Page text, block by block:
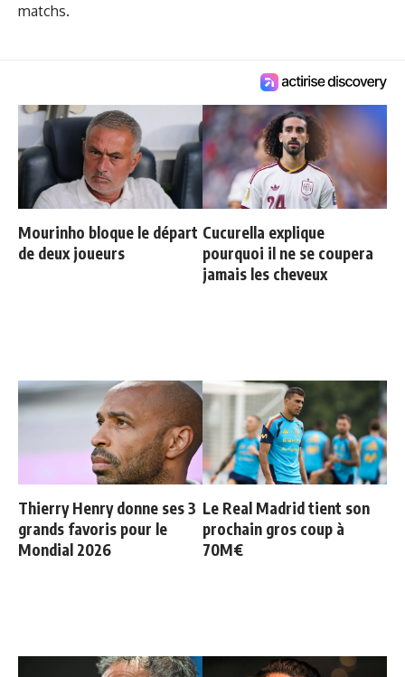
matchs.
Mourinho bloque le départ
de deux joueurs
Cucurella explique
pourquoi il ne se coupera
jamais les cheveux
Thierry Henry donne ses 3
grands favoris pour le
Mondial 2026
Le Real Madrid tient son
prochain gros coup à
70M€